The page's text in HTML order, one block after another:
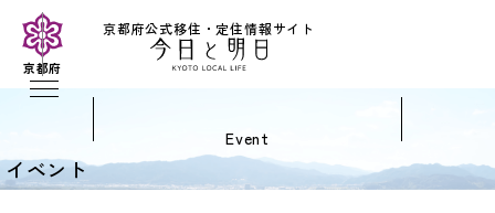
京都府公式移住・定住情報サイト
京都府
event
イベント